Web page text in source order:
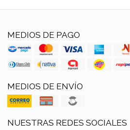
MEDIOS DE PAGO
MEDIOS DE ENVÍO
NUESTRAS REDES SOCIALES